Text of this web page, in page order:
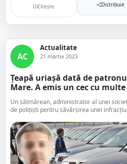
Citește Distribuie
AC
Actualitate
21 martie 2023
Țeapă uriașă dată de
Mare. A emis un cec cu multe
Un sătmărean, administrator al unei
de polițiști pentru săvârșirea unei